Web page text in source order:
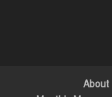
About